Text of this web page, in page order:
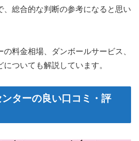
、総合的な判断の参考になると思い
料金相場、ダンボールサービス、
ついても解説しています。
ターの良い口コミ・評